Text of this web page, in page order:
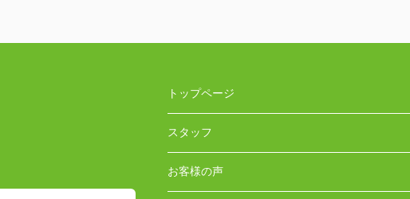
トップページ
スタッフ
お客様の声